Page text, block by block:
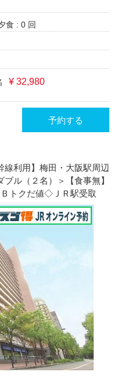
食 : 0 回
¥ 32,980
予約する
利用】梅田・大阪駅周辺
ル（２名）＞【食事無】
トクだ値◇ＪＲ駅受取